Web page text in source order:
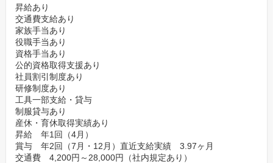
昇給あり
交通費支給あり
家族手当あり
役職手当あり
資格手当あり
公的資格取得支援あり
社員割引制度あり
研修制度あり
工具一部支給・貸与
制服貸与あり
産休・育休取得実績あり
昇給 年1回（4月）
賞与 年2回（7月・12月）直近支給実績 3.97ヶ月
交通費 4,200円～28,000円（社内規定あり）